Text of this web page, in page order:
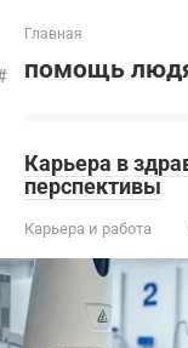
Главная
помощь
Карьера в
перспективы
Карьера и работа